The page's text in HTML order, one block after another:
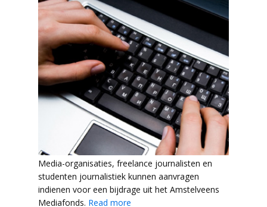
Media-organisaties, freelance journalisten en
studenten journalistiek kunnen aanvragen
indienen voor een bijdrage uit het Amstelveens
Mediafonds. Read more